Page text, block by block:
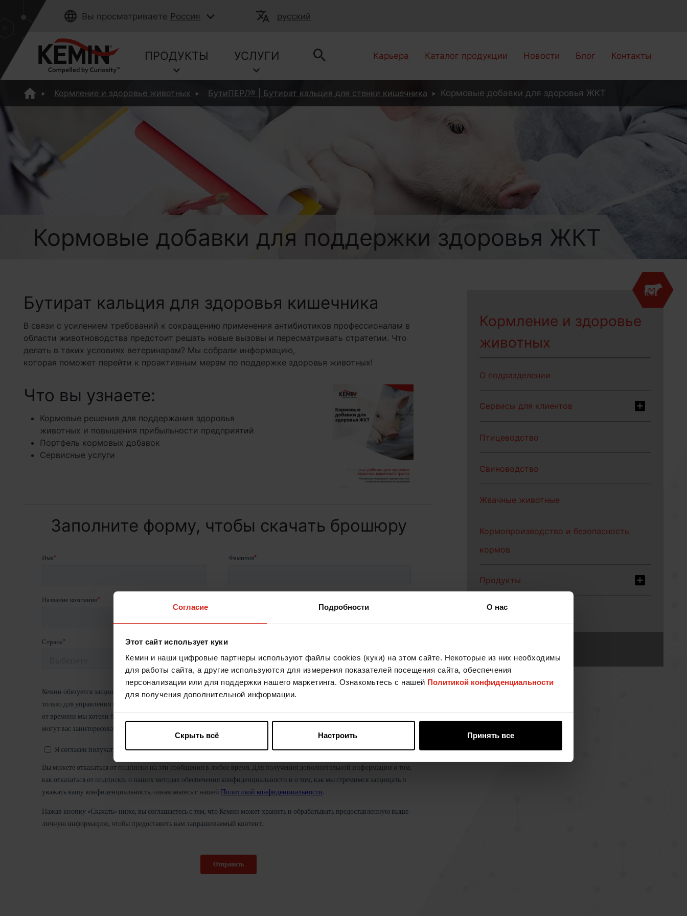
Согласие Подробности О нас
Этот сайт использует куки
Кемин и наши цифровые партнеры используют файлы cookies (куки) на этом сайте. Некоторые из них необходимы
для работы сайта, а другие используются для измерения показателей посещения сайта, обеспечения
персонализации или для поддержки нашего маркетинга. Ознакомьтесь с нашей Политикой конфиденциальности
для получения дополнительной информации.
Скрыть всё Настроить Принять все
Вы просматриваете Россия русский
ПРОДУКТЫ УСЛУГИ Карьера Каталог продукции Новости Блог Контакты
Кормление и здоровье животных БутиПЕРЛ® | Бутират кальция для стенки кишечника Кормовые добавки для здоровья ЖКТ
Кормовые добавки для поддержки здоровья ЖКТ
Бутират кальция для здоровья кишечника
В связи с усилением требований к сокращению применения антибиотиков профессионалам в
области животноводства предстоит решать новые вызовы и пересматривать стратегии. Что
делать в таких условиях ветеринарам? Мы собрали информацию,
которая поможет перейти к проактивным мерам по поддержке здоровья животных!
Что вы узнаете:
Кормовые решения для поддержания здоровья
животных и повышения прибыльности предприятий
Портфель кормовых добавок
Сервисные услуги
Заполните форму, чтобы скачать брошюру
Кормление и здоровье
животных
О подразделении
Сервисы для клиентов
Птицеводство
Свиноводство
Жвачные животные
Кормопроизводство и безопасность
кормов
Продукты
Контакты